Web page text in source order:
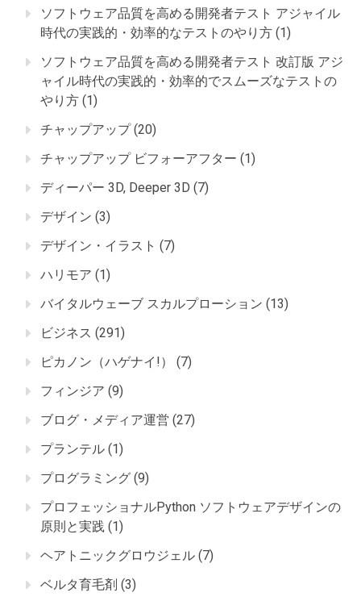
ソフトウェア品質を高める開発者テスト アジャイル
時代の実践的・効率的なテストのやり方 (1)
ソフトウェア品質を高める開発者テスト 改訂版 アジ
ャイル時代の実践的・効率的でスムーズなテストの
やり方 (1)
チャップアップ(20)
チャップアップ ビフォーアフター (1)
ディーパー 3D, Deeper 3D (7)
デザイン (3)
デザイン・イラスト (7)
ハリモア (1)
バイタルウェーブ スカルプローション (13)
ビジネス (291)
ピカノン（ハゲナイ!）
(7)
フィンジア (9)
ブログ・メディア運営 (27)
プランテル (1)
プログラミング (9)
プロフェッショナルPython ソフトウェアデザインの
原則と実践 (1)
ヘアトニックグロウジェル (7)
ベルタ育毛剤 (3)